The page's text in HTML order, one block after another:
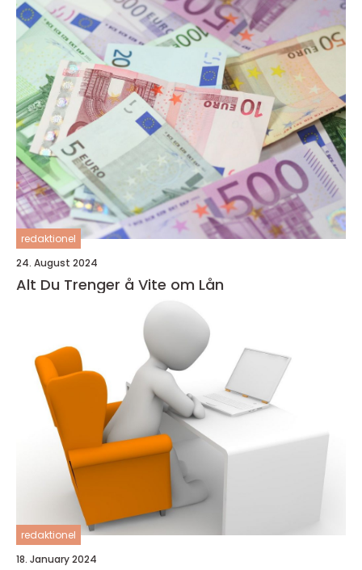
redaktionel
24. August 2024
Alt Du Trenger å Vite om Lån
redaktionel
18. January 2024